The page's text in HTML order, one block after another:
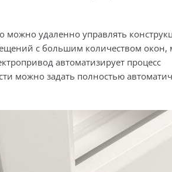
можно удаленно управлять
с большим количеством окон,
автоматизирует процесс
можно задать полностью